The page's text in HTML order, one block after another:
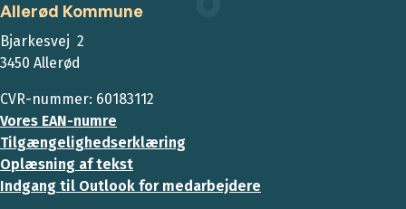
Allerød Kommune
Bjarkesvej 2
3450 Allerød
CVR-nummer: 60183112
Vores EAN-numre
Tilgængelighedserklæring
Oplæsning af tekst
Indgang til Outlook for medarbejdere